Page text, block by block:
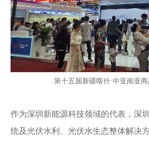
第十五届新疆喀什·中亚南亚
作为深圳新能源科技领域的代表，深
统及光伏水利、光伏水生态整体解决